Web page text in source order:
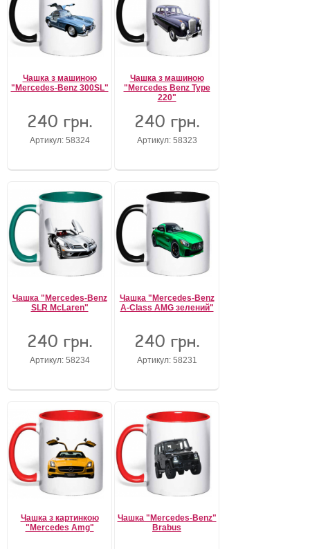
Чашка з машиною
"Mercedes-Benz 300SL"
240 грн.
Артикул: 58324
Чашка з машиною
"Mercedes Benz Type
220"
240 грн.
Артикул: 58323
Чашка "Mercedes-Benz
SLR McLaren"
240 грн.
Артикул: 58234
Чашка "Mercedes-Benz
A-Class AMG зелений"
240 грн.
Артикул: 58231
Чашка з картинкою
"Mercedes Amg"
Чашка "Mercedes-Benz"
Brabus